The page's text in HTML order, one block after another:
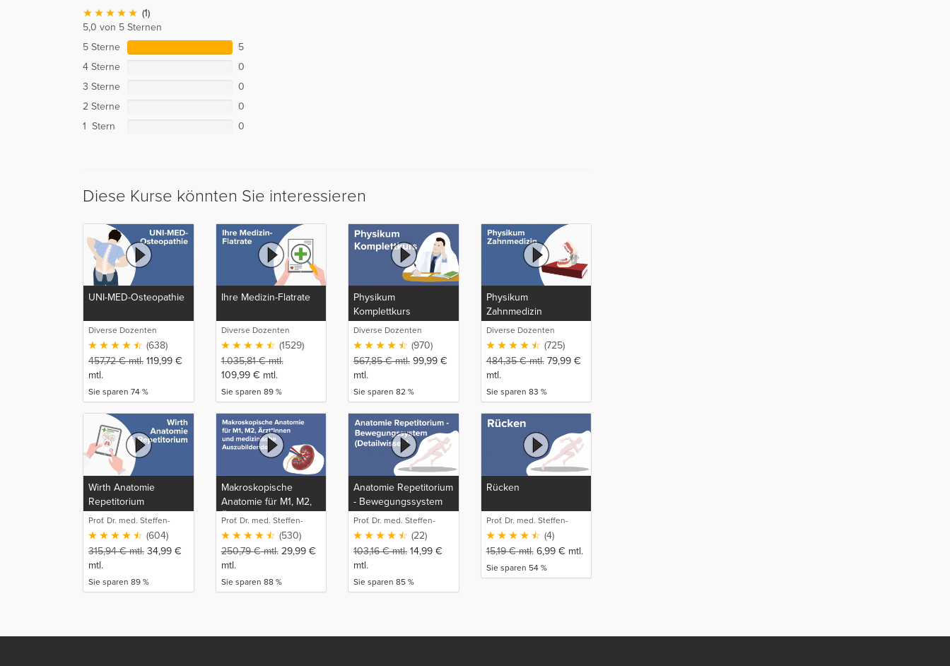
(1)
5,0 von 5 Sternen
5 Sterne
5
4 Sterne
0
3 Sterne
0
2 Sterne
0
1 Stern
0
Diese Kurse könnten Sie interessieren
UNI-MED-Osteopathie
Diverse Dozenten
(638)
457,72€mtl. 119,99 €
mtl.
Sie sparen 74 %
Ihre Medizin-Flatrate
Diverse Dozenten
(1529)
1.035,81€mtl.
109,99 € mtl.
Sie sparen 89 %
Physikum
Komplettkurs
Diverse Dozenten
(970)
567,85€mtl. 99,99 €
mtl.
Sie sparen 82 %
Physikum
Zahnmedizin
Diverse Dozenten
(725)
484,35€mtl. 79,99 €
mtl.
Sie sparen 83 %
Wirth Anatomie
Repetitorium
Prof. Dr. med. Steffen-
Boris Wirth (1)
(604)
315,94€mtl. 34,99 €
mtl.
Sie sparen 89 %
Makroskopische
Anatomie für M1, M2,
Ärzt*innen und
medizinische
Auszubildende
Prof. Dr. med. Steffen-
Boris Wirth (1)
(530)
250,79€mtl. 29,99 €
mtl.
Sie sparen 88 %
Anatomie Repetitorium
- Bewegungssystem
(Detailwissen)
Prof. Dr. med. Steffen-
Boris Wirth (1)
(22)
103,16€mtl. 14,99 €
mtl.
Sie sparen 85 %
Rücken
Prof. Dr. med. Steffen-
Boris Wirth (1)
(4)
15,19€mtl. 6,99 € mtl.
Sie sparen 54 %